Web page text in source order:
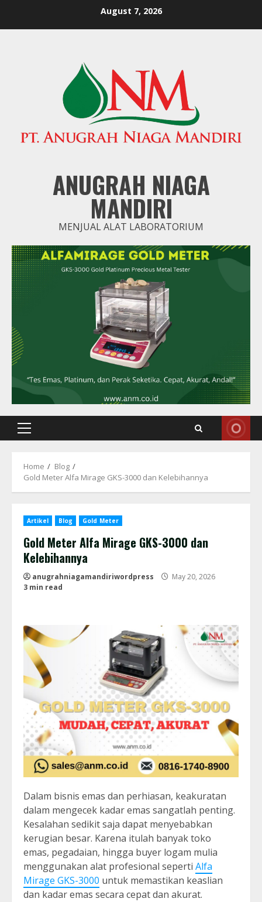
August 7, 2026
ANUGRAH NIAGA
MANDIRI
MENJUAL ALAT LABORATORIUM
Primary
Home
Blog
Gold Meter Alfa Mirage GKS-3000 dan Kelebihannya
Artikel Blog Gold Meter
Gold Meter Alfa Mirage GKS-3000 dan
Kelebihannya
anugrahniagamandiriwordpress
May 20, 2026
3 min read
Dalam bisnis emas dan perhiasan, keakuratan
dalam mengecek kadar emas sangatlah penting.
Kesalahan sedikit saja dapat menyebabkan
kerugian besar. Karena itulah banyak toko
emas, pegadaian, hingga buyer logam mulia
menggunakan alat profesional seperti Alfa
Mirage GKS-3000 untuk memastikan keaslian
dan kadar emas secara cepat dan akurat.